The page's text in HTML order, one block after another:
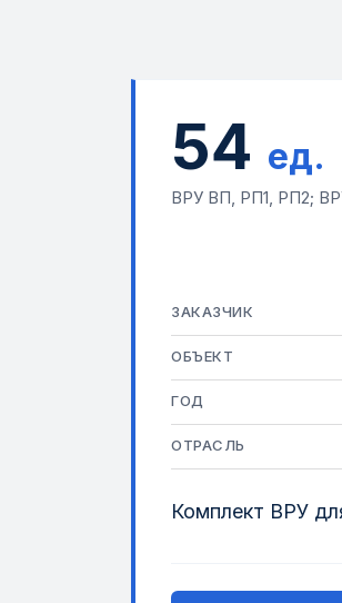
54 ед.
ВРУ ВП, РП1, РП2;
ЗАКАЗЧИК
ОБЪЕКТ
ГОД
ОТРАСЛЬ
Комплект ВРУ